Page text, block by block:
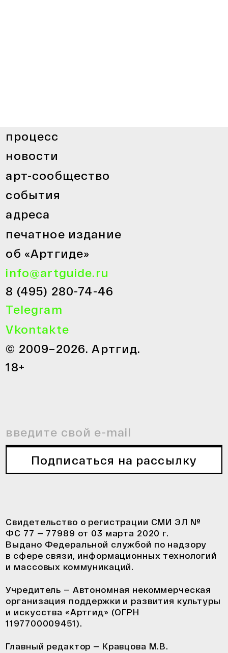
процесс
новости
арт-сообщество
события
адреса
печатное издание
об «Артгиде»
info@artguide.ru
8 (495) 280-74-46
© 2009–2026. Артгид.
18+
Telegram
Vkontakte
Свидетельство о регистрации СМИ ЭЛ №
ФС 77 — 77989 от 03 марта 2020 г.
Выдано Федеральной службой по надзору
в сфере связи, информационных технологий
и массовых коммуникаций.
Учредитель — Автономная некоммерческая
организация поддержки и развития культуры
и искусства «Артгид» (ОГРН
1197700009451).
Главный редактор — Кравцова М.В.
Подписаться на рассылку